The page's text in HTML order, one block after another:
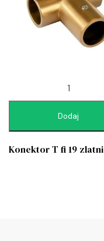
Dodaj
Konektor T fi 19 zlatni